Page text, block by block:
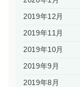
2019年12月
2019年11月
2019年10月
2019年9月
2019年8月